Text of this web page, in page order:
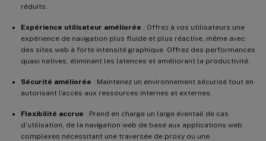
réduits.
Expérience utilisateur améliorée : Offrez à vos utilisateurs une
expérience de navigation plus fluide et plus réactive, même avec
des sites web à forte intensité graphique. Offrez des performances
quasi natives, éliminant les latences et améliorant la productivité.
Sécurité améliorée : Maintenez un environnement sécurisé tout en
autorisant l’accès aux ressources internes et externes.
Flexibilité accrue : Prend en charge un large éventail de cas
d’utilisation, de la navigation web de base aux applications web
complexes nécessitant une traversée de proxy ou une